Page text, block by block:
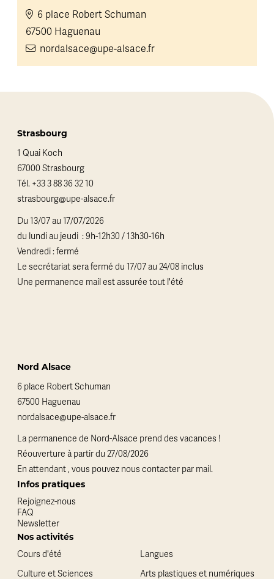
6 place Robert Schuman
67500 Haguenau
nordalsace@upe-alsace.fr
Strasbourg
1 Quai Koch
67000 Strasbourg
Tél. +33 3 88 36 32 10
strasbourg@upe-alsace.fr
Du 13/07 au 17/07/2026
du lundi au jeudi : 9h-12h30 / 13h30-16h
Vendredi : fermé
Le secrétariat sera fermé du 17/07 au 24/08 inclus
Une permanence mail est assurée tout l'été
Nord Alsace
6 place Robert Schuman
67500 Haguenau
nordalsace@upe-alsace.fr
La permanence de Nord-Alsace prend des vacances !
Réouverture à partir du 27/08/2026
En attendant , vous pouvez nous contacter par mail.
Infos pratiques
Rejoignez-nous
FAQ
Newsletter
Nos activités
Cours d'été
Langues
Culture et Sciences
Arts plastiques et numériques